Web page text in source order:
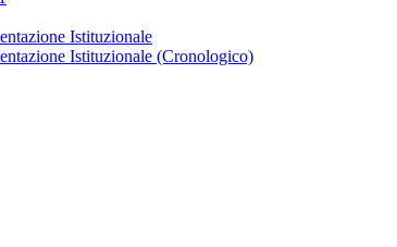
Istituzionale
Istituzionale (Cronologico)